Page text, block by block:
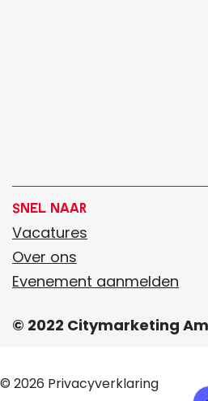
Snel naar
Vacatures
Over ons
Evenement aanmelden
© 2022 Citymarketing
© 2026 Privacyverklaring